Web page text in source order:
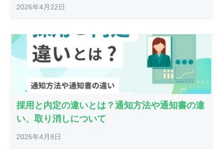
2026年4月22日
採用と内定の違いとは？通知方法や通知書の違
い、取り消しについて
2026年4月8日